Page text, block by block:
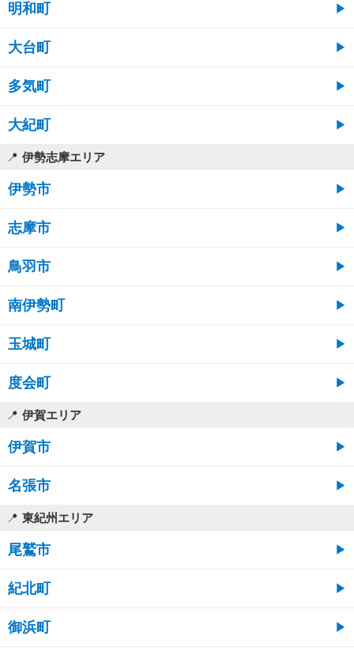
明和町
大台町
多気町
大紀町
伊勢志摩エリア
伊勢市
志摩市
鳥羽市
南伊勢町
玉城町
度会町
伊賀エリア
伊賀市
名張市
東紀州エリア
尾鷲市
紀北町
御浜町